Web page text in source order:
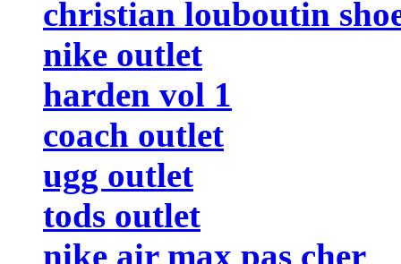
christian louboutin
nike outlet
harden vol 1
coach outlet
ugg outlet
tods outlet
nike air max pas cher